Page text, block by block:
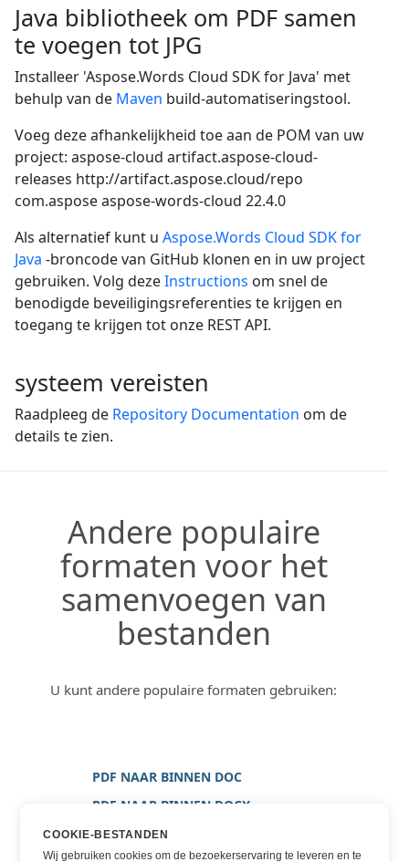
Java bibliotheek om PDF samen
te voegen tot JPG
Installeer 'Aspose.Words Cloud SDK for Java' met
behulp van de Maven build-automatiseringstool.
Voeg deze afhankelijkheid toe aan de POM van uw
project: aspose-cloud artifact.aspose-cloud-
releases http://artifact.aspose.cloud/repo
com.asposeaspose-words-cloud 22.4.0
Als alternatief kunt u Aspose.Words Cloud SDK for
Java -broncode van GitHub klonen en in uw project
gebruiken. Volg dezeInstructions om snel de
benodigde beveiligingsreferenties te krijgen en
toegang te krijgen tot onze REST API.
systeem vereisten
Raadpleeg de Repository Documentation om de
details te zien.
Andere populaire
formaten voor het
samenvoegen van
bestanden
U kunt andere populaire formaten gebruiken:
PDF NAAR BINNEN DOC
PDF NAAR BINNEN DOCX
PDF NAAR BINNEN AFBEELDING
COOKIE-BESTANDEN
Wij gebruiken cookies om de bezoekerservaring te leveren en te